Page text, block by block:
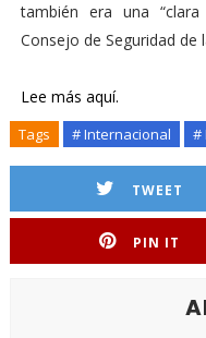
también era una
Consejo de Seguridad de
Lee más aquí.
Tags # Internacional #
TWEET
PIN IT